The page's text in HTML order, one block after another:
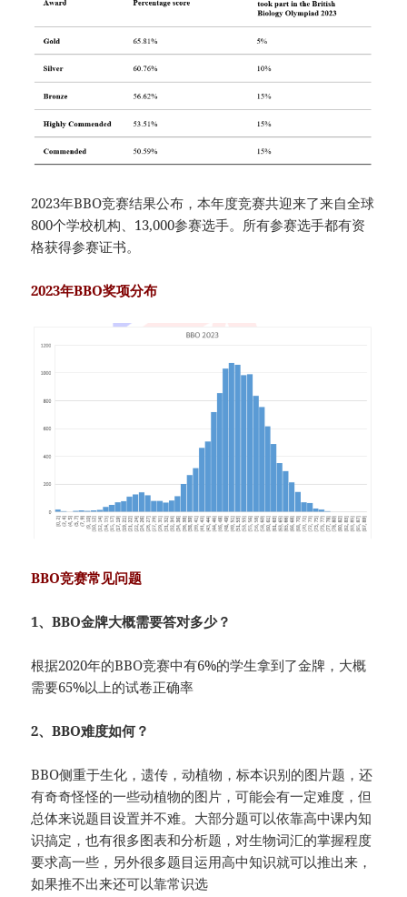
2023年BBO竞赛结果公布，本年度竞赛共迎来了来自全球
800个学校机构、13,000参赛选手。所有参赛选手都有资
格获得参赛证书。
2023年BBO奖项分布
BBO竞赛常见问题
1、BBO金牌大概需要答对多少？
根据2020年的BBO竞赛中有6%的学生拿到了金牌，大概
需要65%以上的试卷正确率
2、BBO难度如何？
BBO侧重于生化，遗传，动植物，标本识别的图片题，还
有奇奇怪怪的一些动植物的图片，可能会有一定难度，但
总体来说题目设置并不难。大部分题可以依靠高中课内知
识搞定，也有很多图表和分析题，对生物词汇的掌握程度
要求高一些，另外很多题目运用高中知识就可以推出来，
如果推不出来还可以靠常识选